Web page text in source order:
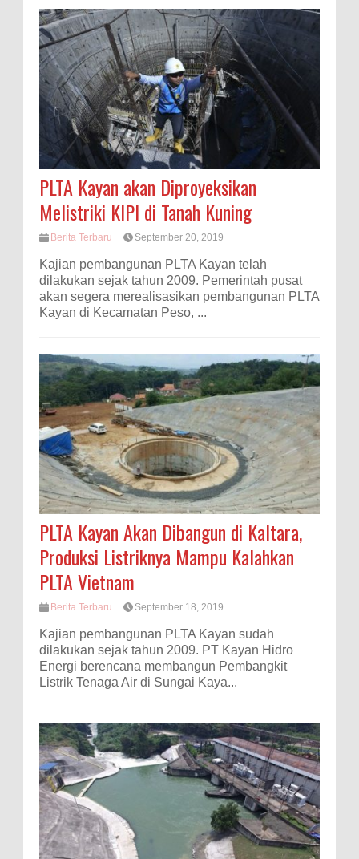
PLTA Kayan akan Diproyeksikan
Melistriki KIPI di Tanah Kuning
Berita Terbaru September 20, 2019
Kajian pembangunan PLTA Kayan telah
dilakukan sejak tahun 2009. Pemerintah pusat
akan segera merealisasikan pembangunan PLTA
Kayan di Kecamatan Peso, ...
PLTA Kayan Akan Dibangun di Kaltara,
Produksi Listriknya Mampu Kalahkan
PLTA Vietnam
Berita Terbaru September 18, 2019
Kajian pembangunan PLTA Kayan sudah
dilakukan sejak tahun 2009. PT Kayan Hidro
Energi berencana membangun Pembangkit
Listrik Tenaga Air di Sungai Kaya...